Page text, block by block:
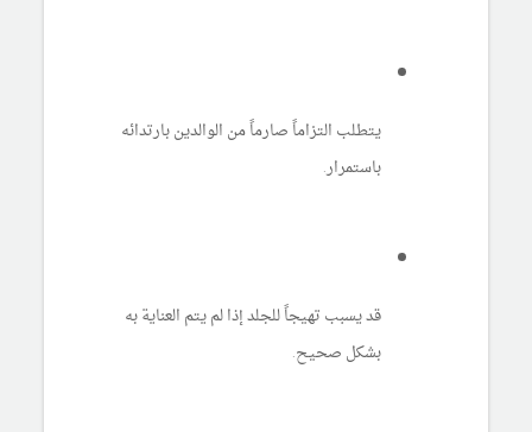
يتطلب التزاماً صارماً من الوالدين بارتدائه
باستمرار.
قد يسبب تهيجاً للجلد إذا لم يتم العناية به
بشكل صحيح.